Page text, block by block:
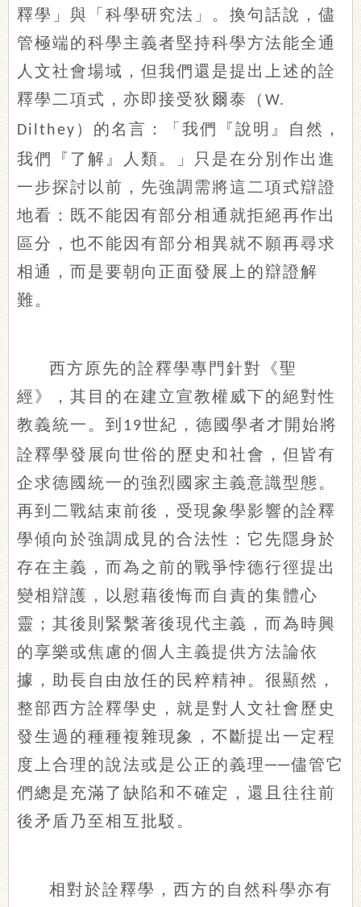
釋學」與「科學研究法」。換句話說，儘
管極端的科學主義者堅持科學方法能全通
人文社會場域，但我們還是提出上述的詮
釋學二項式，亦即接受狄爾泰（ W.
Dilthey ）的名言：「我們『說明』自然，
我們『了解』人類。」只是在分別作出進
一步探討以前，先強調需將這二項式辯證
地看：既不能因有部分相通就拒絕再作出
區分，也不能因有部分相異就不願再尋求
相通，而是要朝向正面發展上的辯證解
難。
西方原先的詮釋學專門針對《聖
經》，其目的在建立宣教權威下的絕對性
教義統一。到 19世紀，德國學者才開始將
詮釋學發展向世俗的歷史和社會，但皆有
企求德國統一的強烈國家主義意識型態。
再到二戰結束前後，受現象學影響的詮釋
學傾向於強調成見的合法性：它先隱身於
存在主義，而為之前的戰爭悖德行徑提出
變相辯護，以慰藉後悔而自責的集體心
靈；其後則緊繫著後現代主義，而為時興
的享樂或焦慮的個人主義提供方法論依
據，助長自由放任的民粹精神。很顯然，
整部西方詮釋學史，就是對人文社會歷史
發生過的種種複雜現象，不斷提出一定程
度上合理的說法或是公正的義理──儘管它
們總是充滿了缺陷和不確定，還且往往前
後矛盾乃至相互批駁。
相對於詮釋學，西方的自然科學亦有